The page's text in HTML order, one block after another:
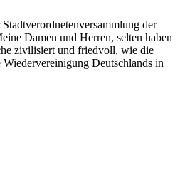
der
Damen und Herren, selten haben
zivilisiert und friedvoll, wie die
Wiedervereinigung Deutschlands in